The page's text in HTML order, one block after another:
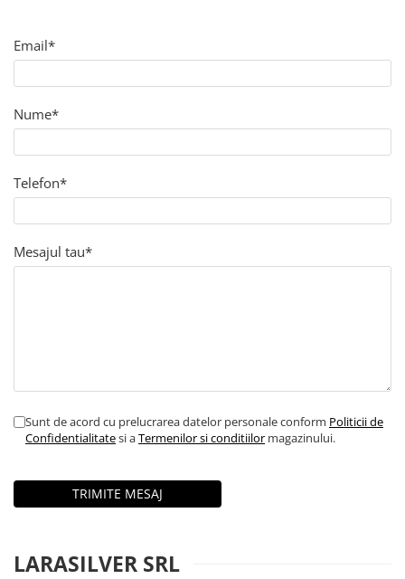
marimea 52
marimea 53
marimea 55
marimea 56
marimea 57
marimea 58
marimea 59
marimea 60
marimea 61
marimea 66
marimea 68
marime reglabila
marimea 49
marimea 51
Email*
Nume*
Telefon*
Mesajul tau*
Sunt de acord cu prelucrarea datelor personale conform Politicii de
Confidentialitatesi aTermenilor si conditiilor magazinului.
LARASILVER SRL